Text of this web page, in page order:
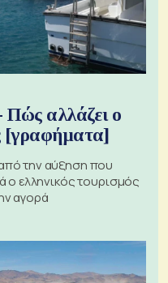
Πώς αλλάζει ο
[γραφήματα]
την αύξηση που
ο ελληνικός τουρισμός
αγορά